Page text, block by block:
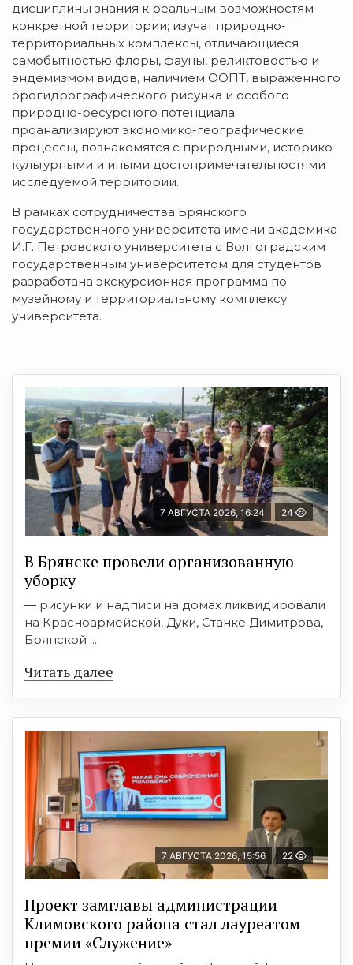
дисциплины знания к реальным возможностям
конкретной территории; изучат природно-
территориальных комплексы, отличающиеся
самобытностью флоры, фауны, реликтовостью и
эндемизмом видов, наличием ООПТ, выраженного
орогидрографического рисунка и особого
природно-ресурсного потенциала;
проанализируют экономико-географические
процессы, познакомятся с природными, историко-
культурными и иными достопримечательностями
исследуемой территории.
В рамках сотрудничества Брянского
государственного университета имени академика
И.Г. Петровского университета с Волгоградским
государственным университетом для студентов
разработана экскурсионная программа по
музейному и территориальному комплексу
университета.
7 АВГУСТА 2026, 16:24 24
В Брянске провели организованную
уборку
— рисунки и надписи на домах ликвидировали
на Красноармейской, Дуки, Станке Димитрова,
Брянской ...
Читать далее
7 АВГУСТА 2026, 15:56 22
Проект замглавы администрации
Климовского района стал лауреатом
премии «Служение»